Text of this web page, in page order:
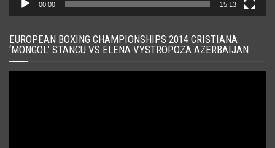
00:00 15:13
EUROPEAN BOXING CHAMPIONSHIPS 2014 CRISTIANA
‘MONGOL’ STANCU VS ELENA VYSTROPOZA AZERBAIJAN